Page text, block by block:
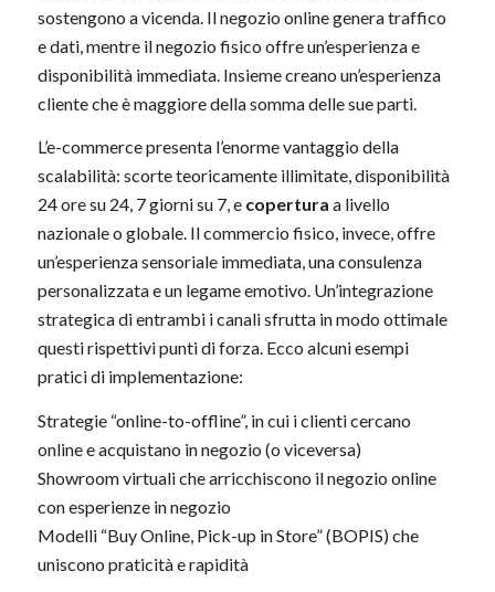
sostengono a vicenda. Il negozio online genera traffico
e dati, mentre il negozio fisico offre un’esperienza e
disponibilità immediata. Insieme creano un’esperienza
cliente che è maggiore della somma delle sue parti.
L’e-commerce presenta l’enorme vantaggio della
scalabilità: scorte teoricamente illimitate, disponibilità
24 ore su 24, 7 giorni su 7, e copertura a livello
nazionale o globale. Il commercio fisico, invece, offre
un’esperienza sensoriale immediata, una consulenza
personalizzata e un legame emotivo. Un’integrazione
strategica di entrambi i canali sfrutta in modo ottimale
questi rispettivi punti di forza. Ecco alcuni esempi
pratici di implementazione:
Strategie “online-to-offline”, in cui i clienti cercano
online e acquistano in negozio (o viceversa)
Showroom virtuali che arricchiscono il negozio online
con esperienze in negozio
Modelli “Buy Online, Pick-up in Store” (BOPIS) che
uniscono praticità e rapidità